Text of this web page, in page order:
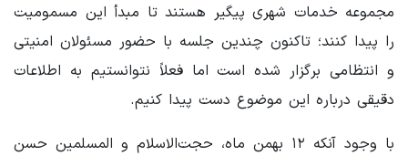
مجموعه خدمات شهری پیگیر هستند تا مبدأ این مسمومیت
را پیدا کنند؛ تاکنون چندین جلسه با حضور مسئولان امنیتی
و انتظامی برگزار شده است اما فعلاً نتوانستیم به اطلاعات
دقیقی درباره این موضوع دست پیدا کنیم.
با وجود آنکه ۱۲ بهمن ماه، حجت‌الاسلام و المسلمین حسن